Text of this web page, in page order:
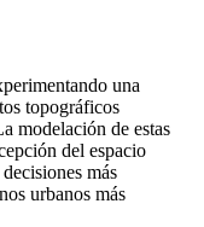
una
topográficos
modelación de estas
del espacio
más
urbanos más